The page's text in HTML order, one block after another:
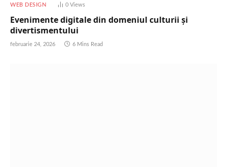
WEB DESIGN 0 Views
Evenimente digitale din domeniul culturii și
divertismentului
februarie 24, 2026 6 Mins Read